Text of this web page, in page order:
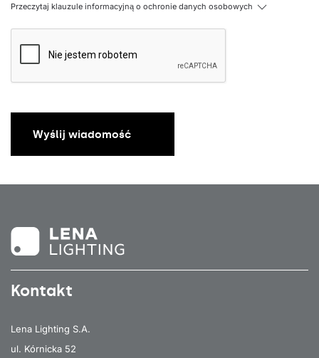
Przeczytaj klauzule informacyjną o ochronie danych osobowych
Wyślij wiadomość
Kontakt
Lena Lighting S.A.
ul. Kórnicka 52